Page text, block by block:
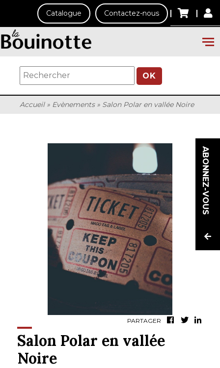
Catalogue Contactez-nous
OK
Accueil» Evènements» Salon Polar en vallée Noire
ABONNEZ-VOUS
Salon Polar en vallée
Noire
PARTAGER